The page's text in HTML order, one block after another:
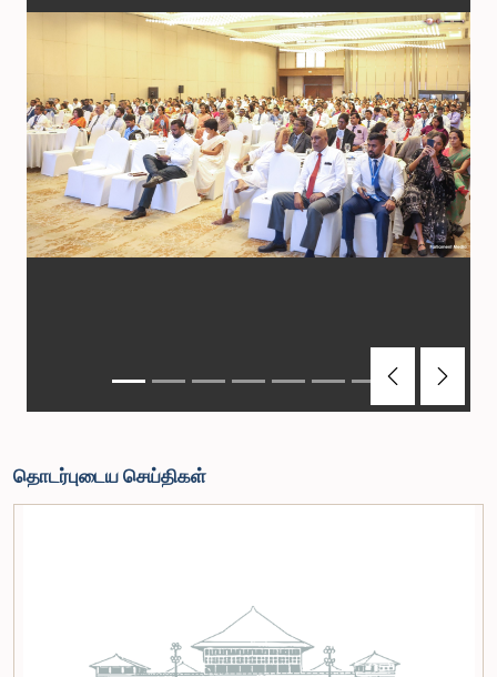
PreviousNext
தொடர்புடைய செய்திகள்